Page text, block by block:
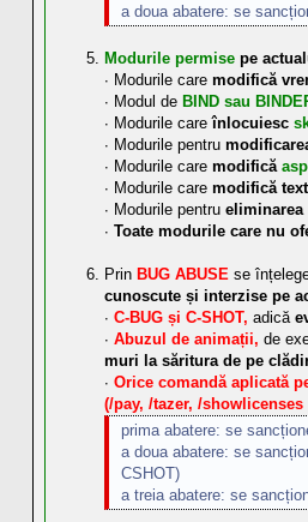
a doua abatere: se
Modurile permise pe
∙ Modurile care modifică
∙ Modul de BIND sau
∙ Modurile careînlocuiesc
∙ Modurile pentru
∙ Modurile care modifică
∙ Modurile care modifică
∙ Modurile pentru eliminarea
∙ Toate modurile care nu
Prin BUG ABUSE se
cunoscute și interzise pe
∙ C-BUG și C-SHOT, adică
∙ Abuzul de animații, de
muri la săritura de pe
∙ Orice comandă aplicată
(/pay, /tazer, /showlicenses
prima abatere: se
a doua abatere: se
CSHOT)
a treia abatere: se